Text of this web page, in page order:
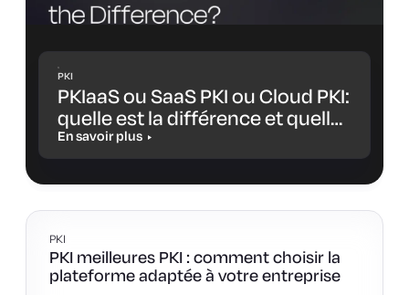
PKI
PKIaaS ou SaaS PKI ou Cloud PKI:
quelle est la différence et quelle
solution vous convient le mieux
?
En savoir plus
PKI
PKI meilleures PKI : comment choisir la
plateforme adaptée à votre entreprise